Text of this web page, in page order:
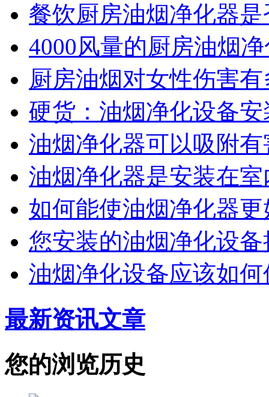
餐饮厨房油烟净化器
4000风量的厨房油烟
厨房油烟对女性伤害
硬货：油烟净化设备
油烟净化器可以吸附
油烟净化器是安装在
如何能使油烟净化器更
您安装的油烟净化设
油烟净化设备应该如
最新资讯文章
您的浏览历史